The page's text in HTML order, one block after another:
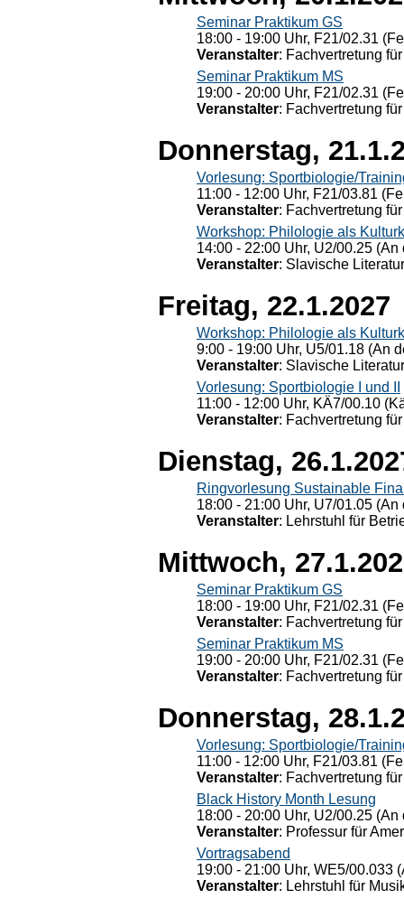
Seminar Praktikum GS
18:00 - 19:00 Uhr, F21/02.31
Veranstalter: Fachvertretung
Seminar Praktikum MS
19:00 - 20:00 Uhr, F21/02.31
Veranstalter: Fachvertretung
Donnerstag,
Vorlesung: Sportbiologie/
11:00 - 12:00 Uhr, F21/03.81
Veranstalter: Fachvertretung
Workshop: Philologie als
14:00 - 22:00 Uhr, U2/00.25
Veranstalter: Slavische
Freitag, 22.1.2027
Workshop: Philologie als
9:00 - 19:00 Uhr, U5/01.18 (An
Veranstalter: Slavische
Vorlesung: Sportbiologie I und II
11:00 - 12:00 Uhr, KÄ7/00.10
Veranstalter: Fachvertretung
Dienstag,
Ringvorlesung Sustainable
18:00 - 21:00 Uhr, U7/01.05
Veranstalter: Lehrstuhl für
Mittwoch,
Seminar Praktikum GS
18:00 - 19:00 Uhr, F21/02.31
Veranstalter: Fachvertretung
Seminar Praktikum MS
19:00 - 20:00 Uhr, F21/02.31
Veranstalter: Fachvertretung
Donnerstag,
Vorlesung: Sportbiologie/
11:00 - 12:00 Uhr, F21/03.81
Veranstalter: Fachvertretung
Black History Month Lesung
18:00 - 20:00 Uhr, U2/00.25
Veranstalter: Professur für
Vortragsabend
19:00 - 21:00 Uhr, WE5/00.033
Veranstalter: Lehrstuhl für